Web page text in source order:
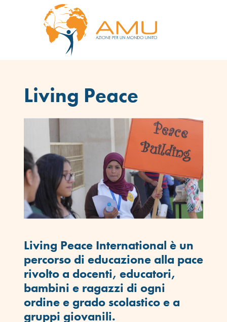
Living Peace
Living Peace International è un
percorso di educazione alla pace
rivolto a docenti, educatori,
bambini e ragazzi di ogni
ordine e grado scolastico e a
gruppi giovanili.